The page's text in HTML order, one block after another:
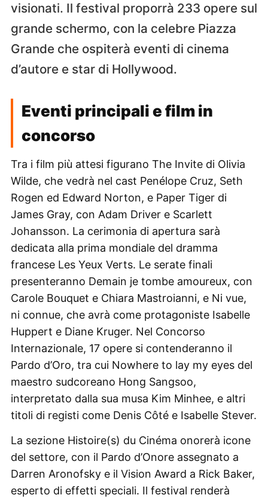
visionati. Il festival proporrà 233 opere sul
grande schermo, con la celebre Piazza
Grande che ospiterà eventi di cinema
d’autore e star di Hollywood.
Eventi principali e film in
concorso
Tra i film più attesi figurano The Invite di Olivia
Wilde, che vedrà nel cast Penélope Cruz, Seth
Rogen ed Edward Norton, e Paper Tiger di
James Gray, con Adam Driver e Scarlett
Johansson. La cerimonia di apertura sarà
dedicata alla prima mondiale del dramma
francese Les Yeux Verts. Le serate finali
presenteranno Demain je tombe amoureux, con
Carole Bouquet e Chiara Mastroianni, e Ni vue,
ni connue, che avrà come protagoniste Isabelle
Huppert e Diane Kruger. Nel Concorso
Internazionale, 17 opere si contenderanno il
Pardo d’Oro, tra cui Nowhere to lay my eyes del
maestro sudcoreano Hong Sangsoo,
interpretato dalla sua musa Kim Minhee, e altri
titoli di registi come Denis Côté e Isabelle Stever.
La sezione Histoire(s) du Cinéma onorerà icone
del settore, con il Pardo d’Onore assegnato a
Darren Aronofsky e il Vision Award a Rick Baker,
esperto di effetti speciali. Il festival renderà